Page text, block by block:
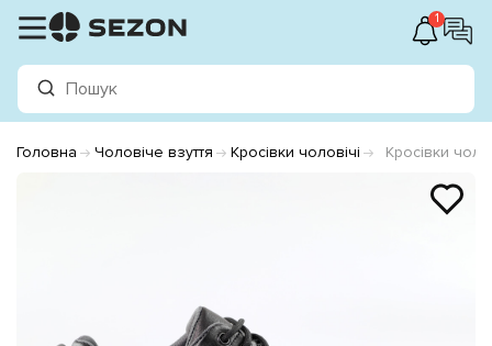
1
Головна Чоловіче взуття Кросівки чоловічі Кросівки